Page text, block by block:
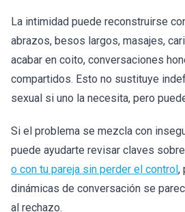
La intimidad puede reconstruirse
abrazos, besos largos, masajes,
acabar en coito, conversaciones
compartidos. Esto no sustituye
sexual si uno la necesita, pero
Si el problema se mezcla con
puede ayudarte revisar claves sobre
o con tu pareja sin perder el control,
dinámicas de conversación se
al rechazo.